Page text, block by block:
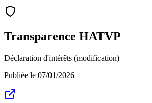
Transparence HATVP
Déclaration d'intérêts (modification)
Publiée le 07/01/2026